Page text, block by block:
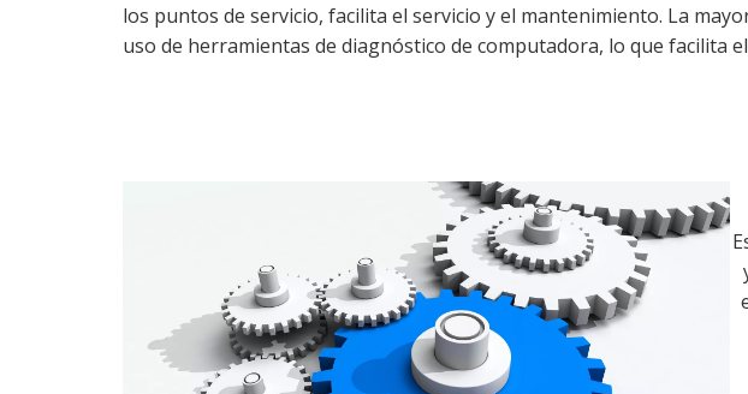
los puntos de servicio, facilita el servicio y el mantenimiento. La
uso de herramientas de diagnóstico de computadora, lo que facilita